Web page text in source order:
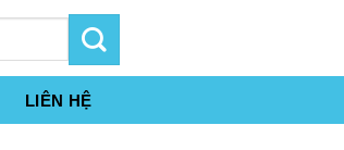
LIÊN HỆ